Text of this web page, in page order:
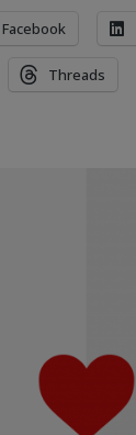
Facebook
Threads